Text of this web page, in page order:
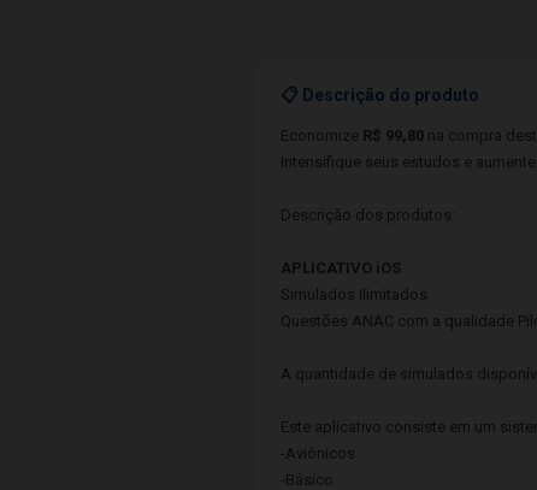
📋 Descrição do produto
Economize R$ 99,80 na compra
Intensifique seus estudos e
Descrição dos produtos:
APLICATIVO iOS
Simulados Ilimitados
Questões ANAC com a qualidade
A quantidade de simulados
Este aplicativo consiste em um
-Aviônicos
-Básico